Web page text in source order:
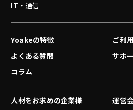
IT・通信
Yoakeの特徴
ご利
よくある質問
サポ
コラム
人材をお求めの企業様 運営